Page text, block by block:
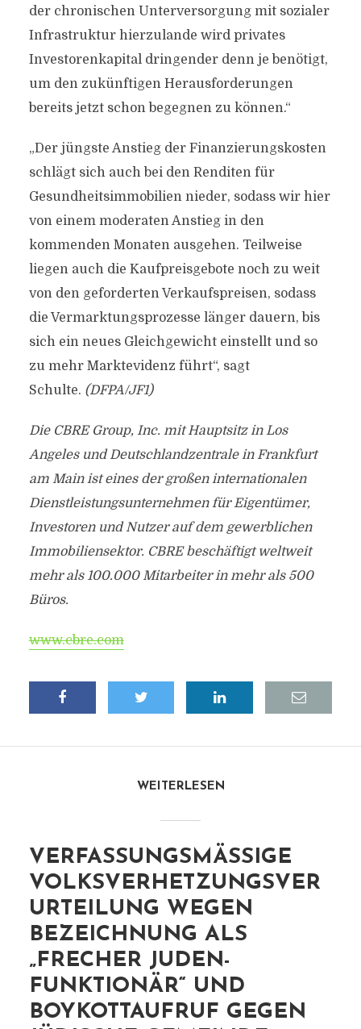
der chronischen Unterversorgung mit sozialer
Infrastruktur hierzulande wird privates
Investorenkapital dringender denn je benötigt,
um den zukünftigen Herausforderungen
bereits jetzt schon begegnen zu können.“
„Der jüngste Anstieg der Finanzierungskosten
schlägt sich auch bei den Renditen für
Gesundheitsimmobilien nieder, sodass wir hier
von einem moderaten Anstieg in den
kommenden Monaten ausgehen. Teilweise
liegen auch die Kaufpreisgebote noch zu weit
von den geforderten Verkaufspreisen, sodass
die Vermarktungsprozesse länger dauern, bis
sich ein neues Gleichgewicht einstellt und so
zu mehr Marktevidenz führt“, sagt
Schulte. (DFPA/JF1)
Die CBRE Group, Inc. mit Hauptsitz in Los
Angeles und Deutschlandzentrale in Frankfurt
am Main ist eines der großen internationalen
Dienstleistungsunternehmen für Eigentümer,
Investoren und Nutzer auf dem gewerblichen
Immobiliensektor. CBRE beschäftigt weltweit
mehr als 100.000 Mitarbeiter in mehr als 500
Büros.
www.cbre.com
WEITERLESEN
VERFASSUNGSMÄSSIGE V
OLKSVERHETZUNGSVERU
RTEILUNG WEGEN B
EZEICHNUNG ALS „
FRECHER JUDEN-F
UNKTIONÄR“ UND B
OYKOTTAUFRUF GEGEN J